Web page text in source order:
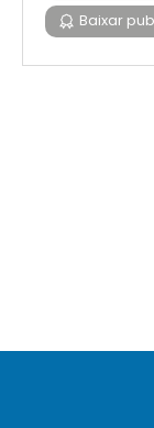
Baixar